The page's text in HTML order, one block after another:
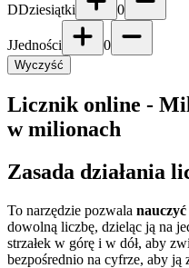
DDziesiątki 0
JJedności 0
Wyczyść
Licznik online -
w milionach
Zasada działania
To narzędzie pozwala nauczyć
dowolną liczbę, dzieląc ją na
strzałek w górę i w dół, aby
bezpośrednio na cyfrze, aby ją